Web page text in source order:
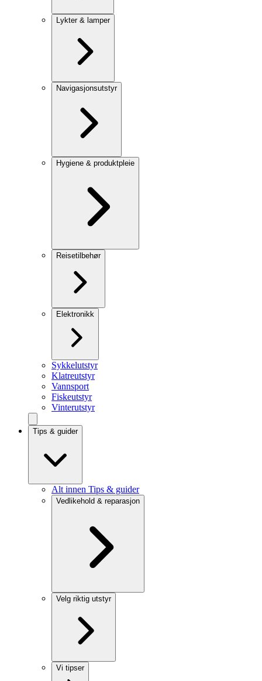
Lykter & lamper
Navigasjonsutstyr
Hygiene & produktpleie
Reisetilbehør
Elektronikk
Sykkelutstyr
Klatreutstyr
Vannsport
Fiskeutstyr
Vinterutstyr
Tips & guider
Alt innen Tips & guider
Vedlikehold & reparasjon
Velg riktig utstyr
Vi tipser